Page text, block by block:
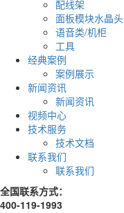
配线架
面板模块水晶头
语音类/机柜
工具
经典案例
案例展示
新闻资讯
新闻资讯
视频中心
技术服务
技术文档
联系我们
联系我们
全国联系方式：
400-119-1993